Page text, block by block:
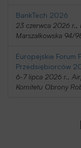
BankTech 2026
23 czerwca 2026 r.,
Marszałkowska 94/
Europejskie Forum
Przedsiębiorców
6-7 lipca 2026 r.,
Komitetu Obrony